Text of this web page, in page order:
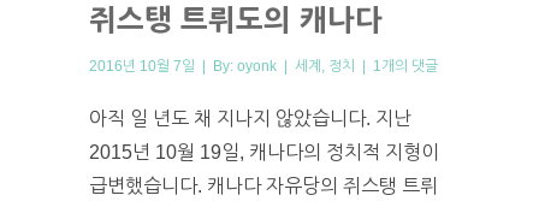
쥐스탱 트뤼도의 캐나다
2016년 10월 7일 | By: oyonk | 세계 정치 | 1개의 댓글
아직 일 년도 채 지나지 않았습니다. 지난
2015년 10월 19일, 캐나다의 정치적 지형이
급변했습니다. 캐나다 자유당의 쥐스탱 트뤼